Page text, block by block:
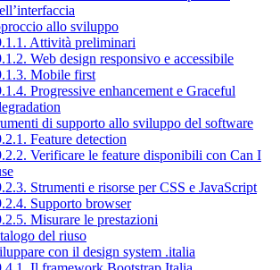
allo sviluppo
Attività preliminari
Web design responsivo e accessibile
Mobile first
Progressive enhancement e Graceful
di supporto allo sviluppo del software
Feature detection
Verificare le feature disponibili con Can I
Strumenti e risorse per CSS e JavaScript
Supporto browser
Misurare le prestazioni
del riuso
con il design system .italia